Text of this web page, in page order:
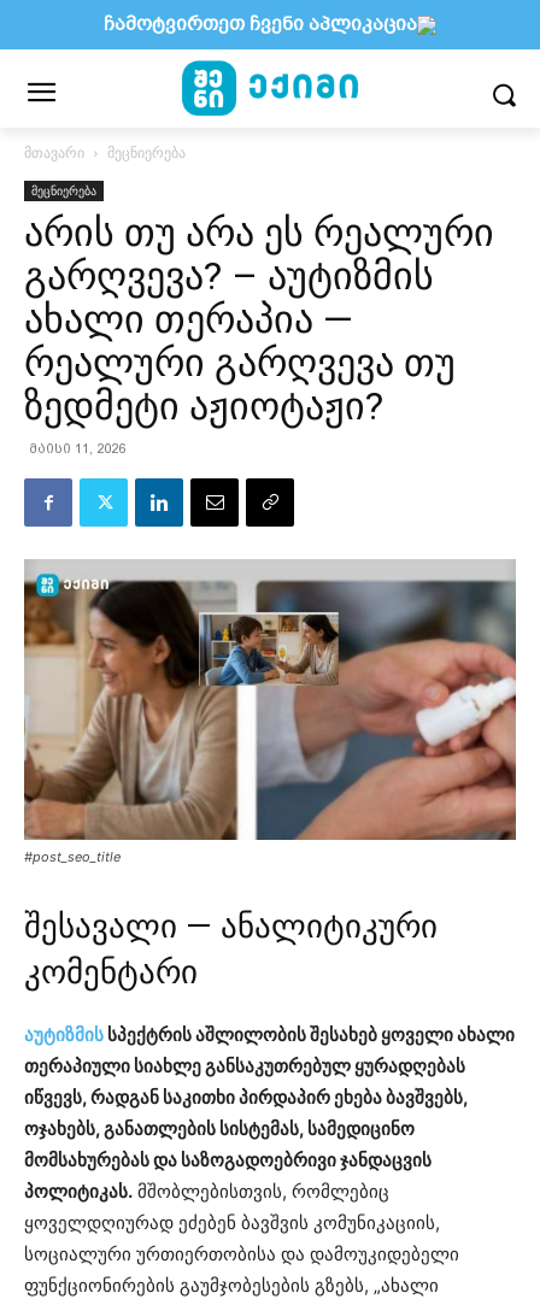
მთავარი მეცნიერება
მეცნიერება
არის თუ არა ეს რეალური
გარღვევა? – აუტიზმის
ახალი თერაპია —
რეალური გარღვევა თუ
ზედმეტი აჟიოტაჟი?
მაისი 11, 2026
#post_seo_title
შესავალი — ანალიტიკური
კომენტარი
აუტიზმის სპექტრის აშლილობის შესახებ ყოველი ახალი
თერაპიული სიახლე განსაკუთრებულ ყურადღებას
იწვევს, რადგან საკითხი პირდაპირ ეხება ბავშვებს,
ოჯახებს, განათლების სისტემას, სამედიცინო
მომსახურებას და საზოგადოებრივი ჯანდაცვის
პოლიტიკას. მშობლებისთვის, რომლებიც
ყოველდღიურად ეძებენ ბავშვის კომუნიკაციის,
სოციალური ურთიერთობისა და დამოუკიდებელი
ფუნქციონირების გაუმჯობესების გზებს, „ახალი
ჩამოტვირთეთ ჩვენი აპლიკაცია